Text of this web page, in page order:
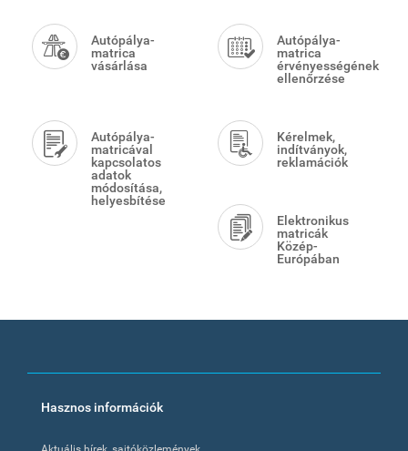
Menu
Autópálya-
matrica
vásárlása
Autópálya-
matrica
érvényességének
ellenőrzése
Autópálya-
matricával
kapcsolatos
adatok
módosítása,
helyesbítése
Kérelmek,
indítványok,
reklamációk
Elektronikus
matricák
Közép-
Európában
Footer
Hasznos információk